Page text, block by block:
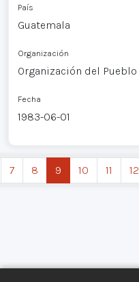
País
Guatemala
Organización
Organización del Pueblo
Fecha
1983-06-01
7 8 9 10 11 12